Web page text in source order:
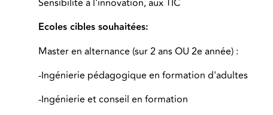
Ecoles cibles souhaitées:
Master en alternance (sur 2 ans OU 2e année) :
-Ingénierie pédagogique en formation d'adultes
-Ingénierie et conseil en formation